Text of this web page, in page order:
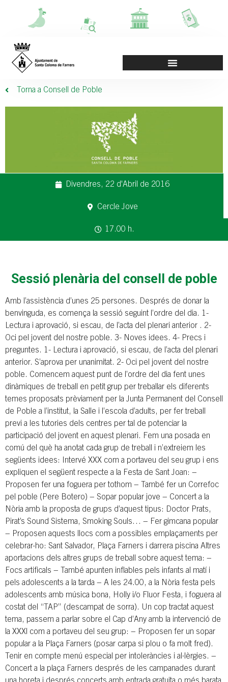
Torna a Consell de Poble
Divendres, 22 d'Abril de 2016
Cercle Jove
17.00 h.
Sessió plenària del consell de poble
Amb l’assistència d’unes 25 persones. Després de donar la
benvinguda, es comença la sessió seguint l’ordre del dia. 1-
Lectura i aprovació, si escau, de l’acta del plenari anterior . 2-
Oci pel jovent del nostre poble. 3- Noves idees. 4- Precs i
preguntes. 1- Lectura i aprovació, si escau, de l’acta del plenari
anterior. S’aprova per unanimitat. 2- Oci pel jovent del nostre
poble. Comencem aquest punt de l’ordre del dia fent unes
dinàmiques de treball en petit grup per treballar els diferents
temes proposats prèviament per la Junta Permanent del Consell
de Poble a l’institut, la Salle i l’escola d’adults, per fer treball
previ a les tutories dels centres per tal de potenciar la
participació del jovent en aquest plenari. Fem una posada en
comú del què ha anotat cada grup de treball i n’extreiem les
següents idees: Intervé XXX com a portaveu del seu grup i ens
expliquen el següent respecte a la Festa de Sant Joan: −
Proposen fer una foguera per tothom − També fer un Correfoc
pel poble (Pere Botero) − Sopar popular jove − Concert a la
Nòria amb la proposta de grups d’aquest tipus: Doctor Prats,
Pirat’s Sound Sistema, Smoking Souls… − Fer gimcana popular
− Proposen aquests llocs com a possibles emplaçaments per
celebrar-ho: Sant Salvador, Plaça Farners i darrera piscina Altres
aportacions dels altres grups de treball sobre aquest tema: −
Focs artificals − També apunten inflables pels infants al matí i
pels adolescents a la tarda − A les 24.00, a la Nòria festa pels
adolescents amb música bona, Holly i/o Fluor Festa, i foguera al
costat del “TAP” (descampat de sorra). Un cop tractat aquest
tema, passem a parlar sobre el Cap d’Any amb la intervenció de
la XXXl com a portaveu del seu grup: − Proposen fer un sopar
popular a la Plaça Farners (posar carpa si plou o fa molt fred).
Tenir en compte menú especial per intoleràncies i al·lèrgies. −
Concert a la plaça Farners després de les campanades durant